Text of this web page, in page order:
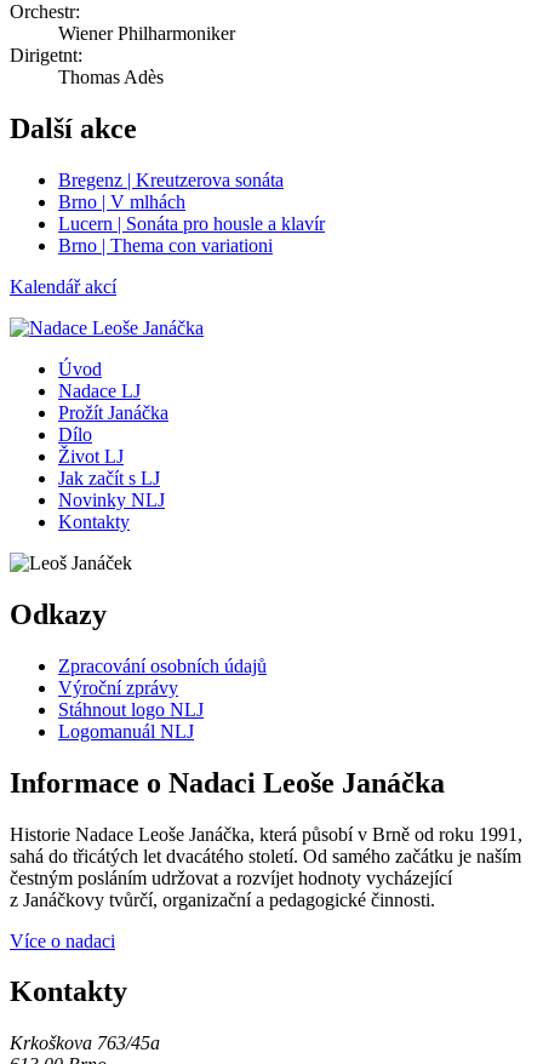
Orchestr:
Wiener Philharmoniker
Dirigetnt:
Thomas Adès
Další akce
Bregenz | Kreutzerova sonáta
Brno | V mlhách
Lucern | Sonáta pro housle a klavír
Brno | Thema con variationi
Kalendář akcí
Úvod
Nadace LJ
Prožít Janáčka
Dílo
Život LJ
Jak začít s LJ
Novinky NLJ
Kontakty
Odkazy
Zpracování osobních údajů
Výroční zprávy
Stáhnout logo NLJ
Logomanuál NLJ
Informace o Nadaci Leoše Janáčka
Historie Nadace Leoše Janáčka, která působí v Brně od roku 1991,
sahá do třicátých let dvacátého století. Od samého začátku je naším
čestným posláním udržovat a rozvíjet hodnoty vycházející
z Janáčkovy tvůrčí, organizační a pedagogické činnosti.
Více o nadaci
Kontakty
Krkoškova 763/45a